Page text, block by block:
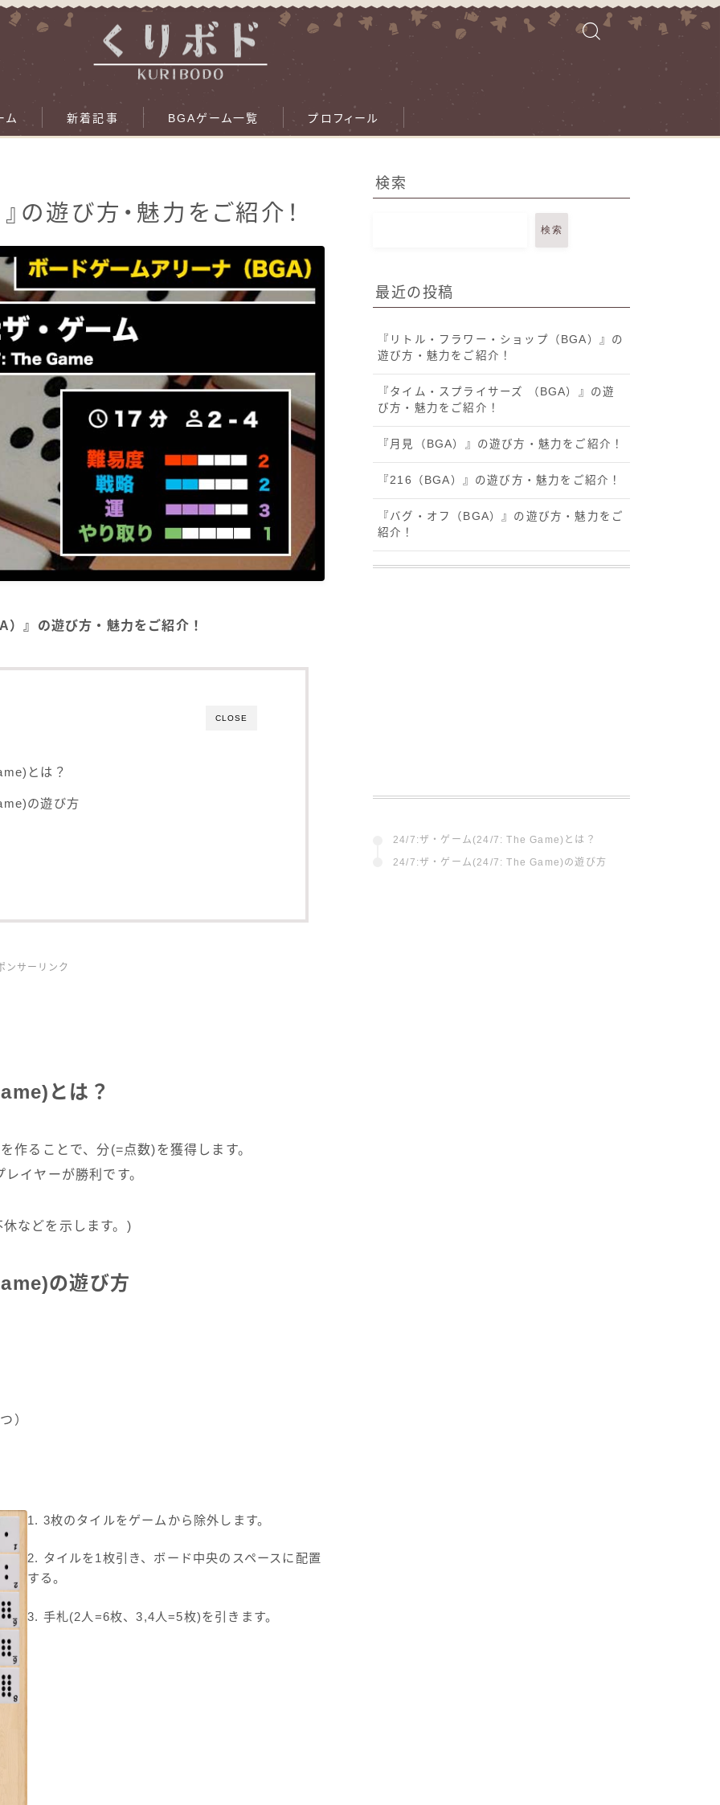
ム 新着記事 BGAゲーム一覧 プロフィール
の遊び方・魅力をご紹介！
』の遊び方・魅力をご紹介！
CLOSE
とは？
の遊び方
ンサーリンク
とは？
作ることで、分(=点数)を獲得します。
イヤーが勝利です。
などを示します。)
の遊び方
）
1. 3枚のタイルをゲームから除外します。
2. タイルを1枚引き、ボード中央のスペースに配置
する。
3. 手札(2人=6枚、3,4人=5枚)を引きます。
検索
検索
最近の投稿
『リトル・フラワー・ショップ（BGA）』の
遊び方・魅力をご紹介！
『タイム・スプライサーズ （BGA）』の遊
び方・魅力をご紹介！
『月見（BGA）』の遊び方・魅力をご紹介！
『216（BGA）』の遊び方・魅力をご紹介！
『バグ・オフ（BGA）』の遊び方・魅力をご
紹介！
24/7:ザ・ゲーム(24/7: The Game)とは？
24/7:ザ・ゲーム(24/7: The Game)の遊び方